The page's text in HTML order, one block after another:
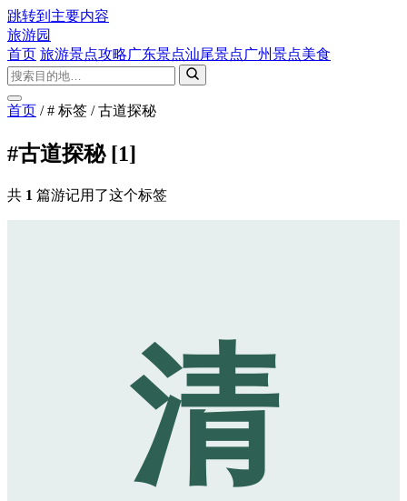
跳转到主要内容
旅游园
首页 旅游景点攻略广东景点汕尾景点广州景点美食
首页 / # 标签 / 古道探秘
#古道探秘 [1]
共 1 篇游记用了这个标签
清